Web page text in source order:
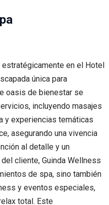
estratégicamente en el Hotel
única para
oasis de bienestar se
incluyendo masajes
y experiencias temáticas
asegurando una vivencia
al detalle y un
cliente, Guinda Wellness
de spa, sino también
y eventos especiales,
total. Este